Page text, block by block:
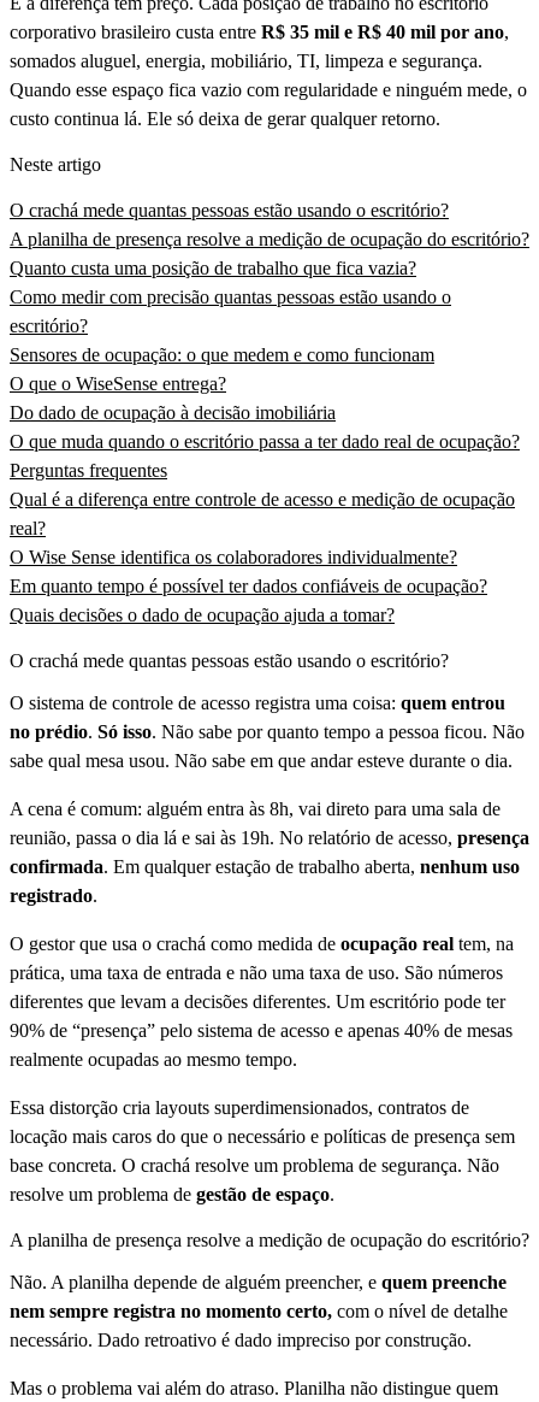
corporativo brasileiro custa entre R$ 35 mil e R$ 40 mil por ano,
somados aluguel, energia, mobiliário, TI, limpeza e segurança.
Quando esse espaço fica vazio com regularidade e ninguém mede, o
custo continua lá. Ele só deixa de gerar qualquer retorno.
Neste artigo
O crachá mede quantas pessoas estão usando o escritório?
A planilha de presença resolve a medição de ocupação do escritório?
Quanto custa uma posição de trabalho que fica vazia?
Como medir com precisão quantas pessoas estão usando o
escritório?
Sensores de ocupação: o que medem e como funcionam
O que o WiseSense entrega?
Do dado de ocupação à decisão imobiliária
O que muda quando o escritório passa a ter dado real de ocupação?
Perguntas frequentes
Qual é a diferença entre controle de acesso e medição de ocupação
real?
O Wise Sense identifica os colaboradores individualmente?
Em quanto tempo é possível ter dados confiáveis de ocupação?
Quais decisões o dado de ocupação ajuda a tomar?
O crachá mede quantas pessoas estão usando o escritório?
O sistema de controle de acesso registra uma coisa: quem entrou
no prédio. Só isso. Não sabe por quanto tempo a pessoa ficou. Não
sabe qual mesa usou. Não sabe em que andar esteve durante o dia.
A cena é comum: alguém entra às 8h, vai direto para uma sala de
reunião, passa o dia lá e sai às 19h. No relatório de acesso, presença
confirmada. Em qualquer estação de trabalho aberta, nenhum uso
registrado.
O gestor que usa o crachá como medida de ocupação real tem, na
prática, uma taxa de entrada e não uma taxa de uso. São números
diferentes que levam a decisões diferentes. Um escritório pode ter
90% de “presença” pelo sistema de acesso e apenas 40% de mesas
realmente ocupadas ao mesmo tempo.
Essa distorção cria layouts superdimensionados, contratos de
locação mais caros do que o necessário e políticas de presença sem
base concreta. O crachá resolve um problema de segurança. Não
resolve um problema de gestão de espaço.
A planilha de presença resolve a medição de ocupação do escritório?
Não. A planilha depende de alguém preencher, e quem preenche
nem sempre registra no momento certo, com o nível de detalhe
necessário. Dado retroativo é dado impreciso por construção.
Mas o problema vai além do atraso. Planilha não distingue quem